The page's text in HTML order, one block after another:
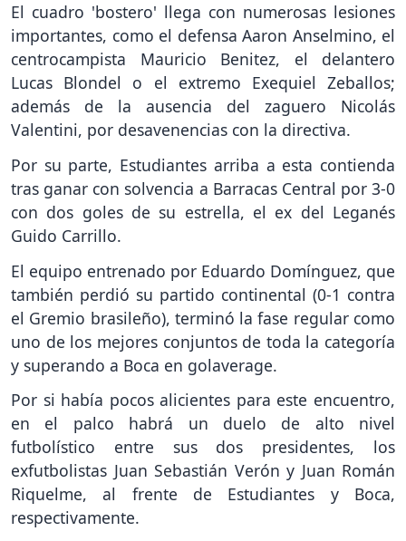
El cuadro 'bostero' llega con numerosas lesiones
importantes, como el defensa Aaron Anselmino, el
centrocampista Mauricio Benitez, el delantero
Lucas Blondel o el extremo Exequiel Zeballos;
además de la ausencia del zaguero Nicolás
Valentini, por desavenencias con la directiva.
Por su parte, Estudiantes arriba a esta contienda
tras ganar con solvencia a Barracas Central por 3-0
con dos goles de su estrella, el ex del Leganés
Guido Carrillo.
El equipo entrenado por Eduardo Domínguez, que
también perdió su partido continental (0-1 contra
el Gremio brasileño), terminó la fase regular como
uno de los mejores conjuntos de toda la categoría
y superando a Boca en golaverage.
Por si había pocos alicientes para este encuentro,
en el palco habrá un duelo de alto nivel
futbolístico entre sus dos presidentes, los
exfutbolistas Juan Sebastián Verón y Juan Román
Riquelme, al frente de Estudiantes y Boca,
respectivamente.